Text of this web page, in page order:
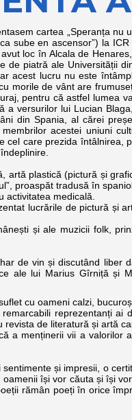
cartea „Speranța nu
sube en ascensor”) la
loc în Alcala de
piatră ale Universității
acest lucru nu este
morile de vânt are
pentru că astfel lumea
versurilor lui Lucian
din Spania, al cărei
acestei uniuni
care prezida întâlnirea,
plastică (pictură și
proaspăt tradusă în
medicală.
lucrările de pictură și
și ale muzicii folk,
vin și discutând liber
ale lui Marius Gîrniță și
cu oameni calzi,
reprezentanți
de literatură și artă
a menținerii vii a
și impresii, o
își vor căuta și își
rămân poeți în orice